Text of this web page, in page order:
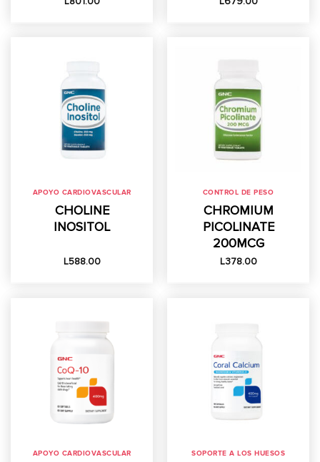
APOYO CARDIOVASCULAR
CHOLINE
INOSITOL
L588.00
CONTROL DE PESO
CHROMIUM
PICOLINATE
200MCG
L378.00
APOYO CARDIOVASCULAR SOPORTE A LOS HUESOS